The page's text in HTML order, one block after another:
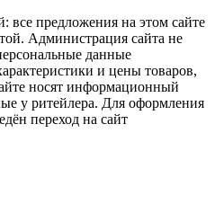
все предложения на этом сайте
Администрация сайта не
данные
и цены товаров,
носят информационный
у ритейлера. Для оформления
переход на сайт